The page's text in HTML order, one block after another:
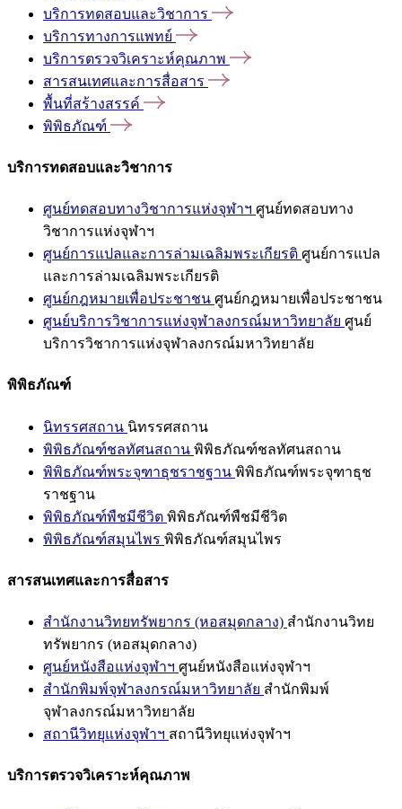
บริการทดสอบและวิชาการ
บริการทางการแพทย์
บริการตรวจวิเคราะห์คุณภาพ
สารสนเทศและการสื่อสาร
พื้นที่สร้างสรรค์
พิพิธภัณฑ์
บริการทดสอบและวิชาการ
ศูนย์ทดสอบทางวิชาการแห่งจุฬาฯ ศูนย์ทดสอบทาง
วิชาการแห่งจุฬาฯ
ศูนย์การแปลและการล่ามเฉลิมพระเกียรติ ศูนย์การแปล
และการล่ามเฉลิมพระเกียรติ
ศูนย์กฎหมายเพื่อประชาชน ศูนย์กฎหมายเพื่อประชาชน
ศูนย์บริการวิชาการแห่งจุฬาลงกรณ์มหาวิทยาลัย ศูนย์
บริการวิชาการแห่งจุฬาลงกรณ์มหาวิทยาลัย
พิพิธภัณฑ์
นิทรรศสถาน นิทรรศสถาน
พิพิธภัณฑ์ชลทัศนสถาน พิพิธภัณฑ์ชลทัศนสถาน
พิพิธภัณฑ์พระจุฑาธุชราชฐาน พิพิธภัณฑ์พระจุฑาธุช
ราชฐาน
พิพิธภัณฑ์พืชมีชีวิต พิพิธภัณฑ์พืชมีชีวิต
พิพิธภัณฑ์สมุนไพร พิพิธภัณฑ์สมุนไพร
สารสนเทศและการสื่อสาร
สำนักงานวิทยทรัพยากร (หอสมุดกลาง) สำนักงานวิทย
ทรัพยากร (หอสมุดกลาง)
ศูนย์หนังสือแห่งจุฬาฯ ศูนย์หนังสือแห่งจุฬาฯ
สำนักพิมพ์จุฬาลงกรณ์มหาวิทยาลัย สำนักพิมพ์
จุฬาลงกรณ์มหาวิทยาลัย
สถานีวิทยุแห่งจุฬาฯ สถานีวิทยุแห่งจุฬาฯ
บริการตรวจวิเคราะห์คุณภาพ